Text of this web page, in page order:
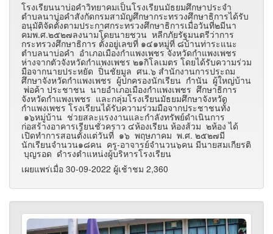
โรงเรียนนาบ่อคำวิทยาคมเป็นโรงเรียนมัธยมศึกษาประจำ
ตำบลนาบ่อคำสังกัดกรมสามัญศึกษากระทรวงศึกษาธิการได้รับ
อนุมัติจัดตั้งตามประกาศกระทรวงศึกษาธิการเมื่อวันที่๒มีนา
คมพ.ศ.๒๕๒๗ลงนามโดยนายชวน หลีกภัยรัฐมนตรีว่าการ
กระทรวงศึกษาธิการ ตั้งอยู่เลขที่ ๑๔๑หมู่ที่ ๘บ้านท่าระแนะ
ตำบลนาบ่อคำ อำเภอเมืองกำแพงเพชร จังหวัดกำแพงเพชร
ห่างจากตัวจังหวัดกำแพงเพชร ๒๑กิโลเมตร โดยได้รับความร่วม
มือจากนายประหยัด ปิ่นชัยมูล ศน.๖ สำนักงานการประถม
ศึกษาจังหวัดกำแพงเพชร ผู้ปกครองนักเรียน กำนัน ผู้ใหญ่บ้าน
พ่อค้า ประชาชน นายอำเภอเมืองกำแพงเพชร ศึกษาธิการ
จังหวัดกำแพงเพชร และกลุ่มโรงเรียนมัธยมศึกษาจังหวัด
กำแพงเพชร โรงเรียนได้รับความร่วมมือจากประชาชนทั้ง
๑๖หมู่บ้าน ช่วยสละแรงงานและกำลังทรัพย์ดำเนินการ
ก่อสร้างอาคารเรียนชั่วคราว ๔ห้องเรียน ห้องส้วม ๒ห้อง ได้
เปิดทำการสอนตั้งแต่วันที่ ๑๖ พฤษภาคม พ.ศ. ๒๕๒๗มี
นักเรียนจำนวน๑๘คน ครู-อาจารย์จำนวน๖คน มีนายสมเกียรติ
บุญรอด ดำรงตำแหน่งผู้บริหารโรงเรียน
เผยแพร่เมื่อ 30-09-2022 ผู้เช้าชม 2,360